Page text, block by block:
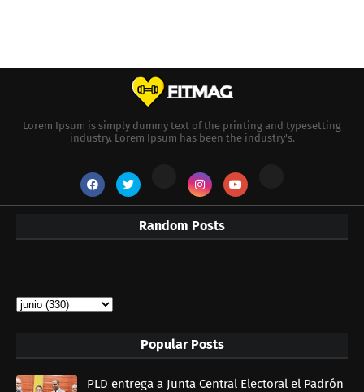
Lorem Ipsum is simply dummy text of the printing and typesetting
industry. Lorem Ipsum has been the industry's.
Random Posts
Popular Posts
PLD entrega a Junta Central Electoral el Padrón